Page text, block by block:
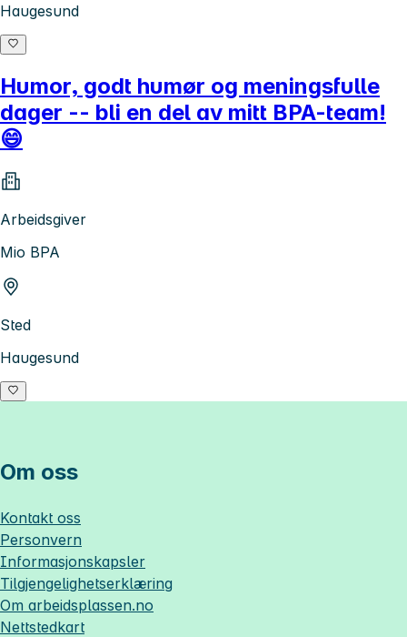
Haugesund
Humor, godt humør og meningsfulle
dager -- bli en del av mitt BPA-team!
😄
Arbeidsgiver
Mio BPA
Sted
Haugesund
Om oss
Kontakt oss
Personvern
Informasjonskapsler
Tilgjengelighetserklæring
Om arbeidsplassen.no
Nettstedkart